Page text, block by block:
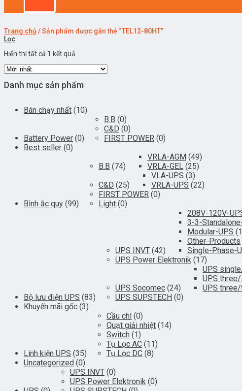
Trang chủ /Sản phẩm được gắn thẻ “TEL12-80HT”
Lọc
Hiển thị tất cả 1 kết quả
Danh mục sản phẩm
Bán chạy nhất (10)
Battery Power (0)
B.B (0)
C&D (0)
FIRST POWER (0)
Best seller (0)
Bình ắc quy (99)
B.B (74)
VRLA-AGM (49)
VRLA-GEL (25)
C&D (25)
VLA-UPS (3)
VRLA-UPS (22)
FIRST POWER (0)
Light (0)
Bộ lưu điện UPS (83)
UPS INVT (42)
208V-120V-
3-3-
Modular-UPS
Other-Products
Single-Phase-
UPS Power Elektronik (17)
UPS Socomec (24)
UPS
UPS
UPS
UPS SUPSTECH (0)
Khuyến mãi gốc (3)
Linh kiện UPS (35)
Cầu chì (0)
Quạt giải nhiệt (14)
Switch (1)
Tụ Lọc AC (11)
Tụ Lọc DC (8)
Uncategorized (0)
UPS INVT (0)
UPS Power Elektronik (0)